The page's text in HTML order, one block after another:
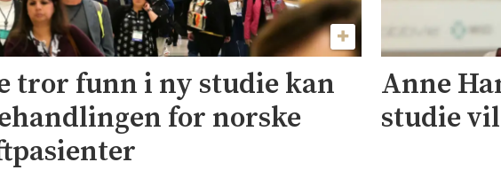
tror funn i ny studie kan
for norske
Anne
studie